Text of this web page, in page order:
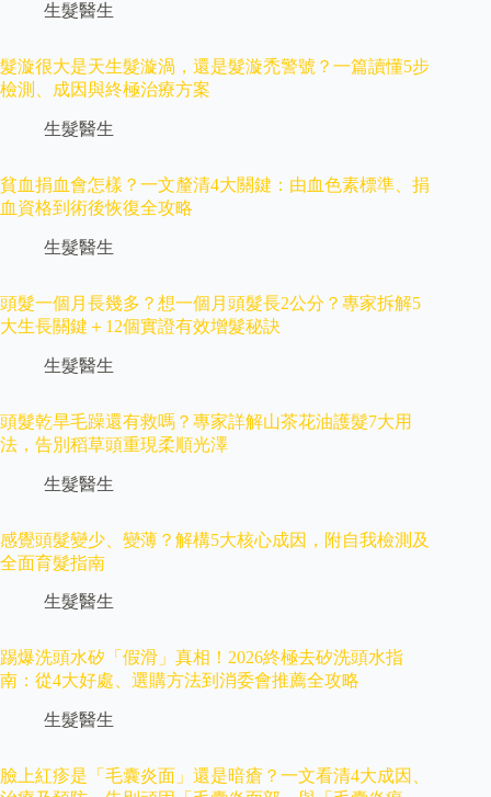
生髮醫生
髮漩很大是天生髮漩渦，還是髮漩禿警號？一篇讀懂5步
檢測、成因與終極治療方案
生髮醫生
貧血捐血會怎樣？一文釐清4大關鍵：由血色素標準、捐
血資格到術後恢復全攻略
生髮醫生
頭髮一個月長幾多？想一個月頭髮長2公分？專家拆解5
大生長關鍵＋12個實證有效增髮秘訣
生髮醫生
頭髮乾旱毛躁還有救嗎？專家詳解山茶花油護髮7大用
法，告別稻草頭重現柔順光澤
生髮醫生
感覺頭髮變少、變薄？解構5大核心成因，附自我檢測及
全面育髮指南
生髮醫生
踢爆洗頭水矽「假滑」真相！2026終極去矽洗頭水指
南：從4大好處、選購方法到消委會推薦全攻略
生髮醫生
臉上紅疹是「毛囊炎面」還是暗瘡？一文看清4大成因、